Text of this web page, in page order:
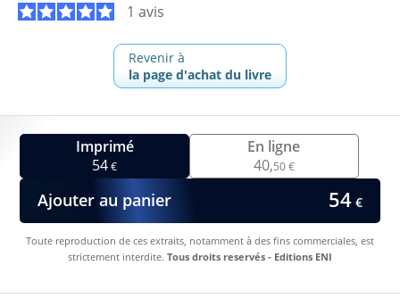
1 avis
Revenir à
la page d'achat du livre
Imprimé
54€
En ligne
40,50 €
Ajouter au panier 54€
Toute reproduction de ces extraits, notamment à des fins commerciales, est
strictement interdite. Tous droits reservés - Editions ENI